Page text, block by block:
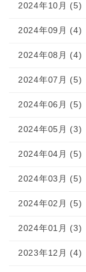
2024年10月 (5)
2024年09月 (4)
2024年08月 (4)
2024年07月 (5)
2024年06月 (5)
2024年05月 (3)
2024年04月 (5)
2024年03月 (5)
2024年02月 (5)
2024年01月 (3)
2023年12月 (4)